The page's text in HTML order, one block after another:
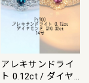
アレキサンドライ
ト 0.12ct / ダイヤ